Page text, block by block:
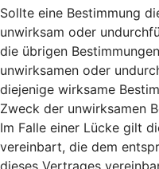
Sollte eine Bestimmung
unwirksam oder
die übrigen
unwirksamen oder
diejenige wirksame
Zweck der unwirksamen
Im Falle einer Lücke gilt
vereinbart, die dem
dieses Vertrages